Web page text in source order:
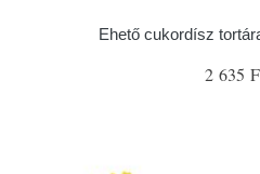
Ehető cukordísz
2 635